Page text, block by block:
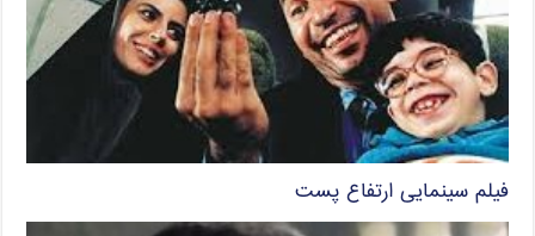
فیلم سینمایی ارتفاع پست